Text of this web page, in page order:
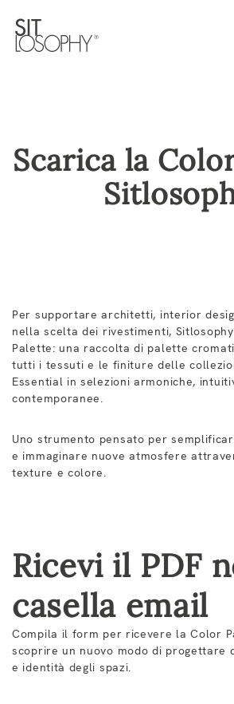
Scarica la
Per supportare architetti, interior
nella scelta dei rivestimenti,
Palette: una raccolta di palette
tutti i tessuti e le finiture delle
Essential in selezioni armoniche,
contemporanee.
Uno strumento pensato per
e immaginare nuove atmosfere
texture e colore.
Ricevi il PDF
casella email
Compila il form per ricevere la Color
scoprire un nuovo modo di progettare
e identità degli spazi.